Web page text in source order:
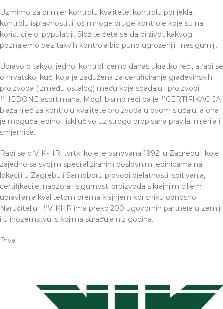
Uzmimo za primjer kontrolu kvalitete, kontrolu porijekla,
kontrolu ispravnosti…i još mnoge druge kontrole koje su na
korist cijeloj populaciji. Složite ćete se da bi život kakvog
poznajemo bez takvih kontrola bio puno ugroženiji i nesigurniji.
Upravo o takvoj jednoj kontroli ćemo danas ukratko reći, a radi se
o hrvatskoj kući koja je zadužena za certificiranje građevinskih
proizvoda (između ostalog) među koje spadaju i proizvodi
#HEDONE asortimana. Mogli bismo reći da je #CERTIFIKACIJA
blaža riječ za kontrolu kvalitete proizvoda u ovom slučaju, a ona
je moguća jedino i isključivo uz strogo propisana pravila, mjerila i
smjernice.
Radi se o VIK-HR, tvrtki koje je osnovana 1992. u Zagrebu i koja
zajedno sa svojim specijaliziranim poslovnim jedinicama na
lokaciji u Zagrebu i Samoboru provodi djelatnosti ispitivanja,
certifikacije, nadzora i sigurnosti proizvoda s krajnjim ciljem
upravljanja kvalitetom prema krajnjem korisniku odnosno
Naručitelju. #VIKHR ima preko 200 ugovornih partnera u zemlji
i u inozemstvu, s kojima surađuje niz godina.
Prva